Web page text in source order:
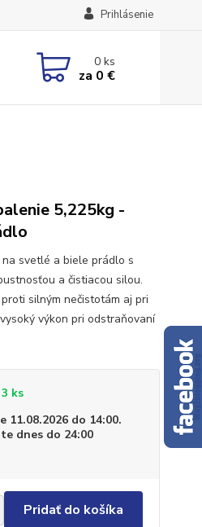
Prihlásenie
0ks
za 0 €
5,225kg -
svetlé a biele prádlo s
a čistiacou silou.
silným nečistotám aj pri
výkon pri odstraňovaní
ks
11.08.2026 do 14:00.
dnes do 24:00
Pridať do košíka